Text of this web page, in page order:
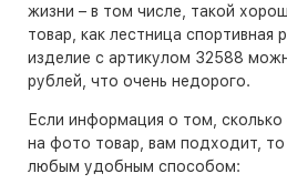
жизни – в том числе, такой
товар, как лестница спортивная
изделие с артикулом 32588
рублей, что очень недорого.
Если информация о том,
на фото товар, вам подходит,
любым удобным способом: